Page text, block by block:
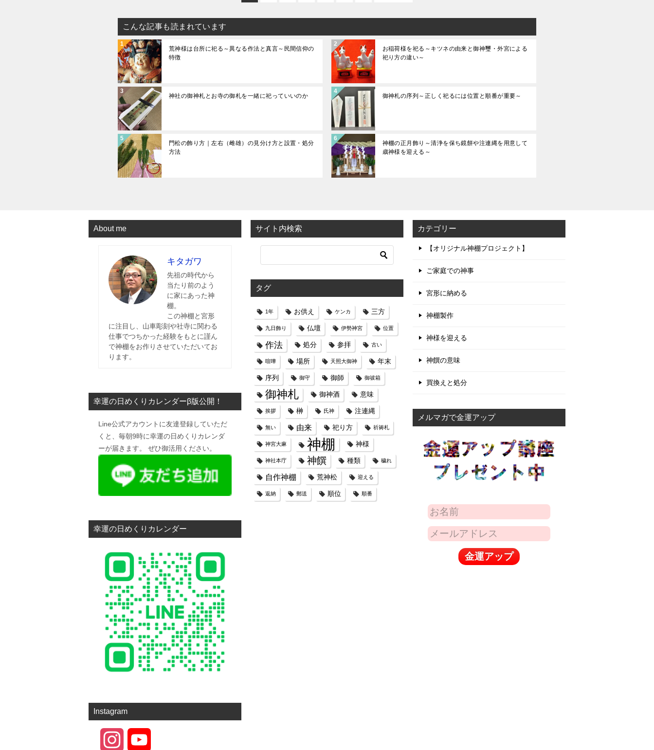
こんな記事も読まれています
荒神様は台所に祀る～異なる作法と真言～民間信仰の
特徴
お稲荷様を祀る～キツネの由来と御神璽・外宮による
祀り方の違い～
神社の御神札とお寺の御札を一緒に祀っていいのか 御神札の序列～正しく祀るには位置と順番が重要～
門松の飾り方｜左右（雌雄）の見分け方と設置・処分
方法
神棚の正月飾り～清浄を保ち鏡餅や注連縄を用意して
歳神様を迎える～
About me
キタガワ
先祖の時代から
当たり前のよう
に家にあった神
棚。
この神棚と宮形
に注目し、山車彫刻や社寺に関わる
仕事でつちかった経験をもとに謹ん
で神棚をお作りさせていただいてお
ります。
幸運の日めくりカレンダーβ版公開！
Line公式アカウントに友達登録していただ
くと、毎朝9時に幸運の日めくりカレンダ
ーが届きます。 ぜひ御活用ください。
幸運の日めくりカレンダー
Instagram
サイト内検索
タグ
1年 お供え ケンカ 三方
九日飾り 仏壇 伊勢神宮 位置
作法 処分 参拝 古い
喧嘩 場所 天照大御神 年末
序列 御守 御師 御祓箱
御神札 御神酒 意味
挨拶 榊 氏神 注連縄
無い 由来 祀り方 祈祷札
神宮大麻 神棚 神様
神社本庁 神饌 種類 穢れ
自作神棚 荒神松 迎える
返納 郵送 順位 順番
カテゴリー
【オリジナル神棚プロジェクト】
ご家庭での神事
宮形に納める
神棚製作
神様を迎える
神饌の意味
買換えと処分
メルマガで金運アップ